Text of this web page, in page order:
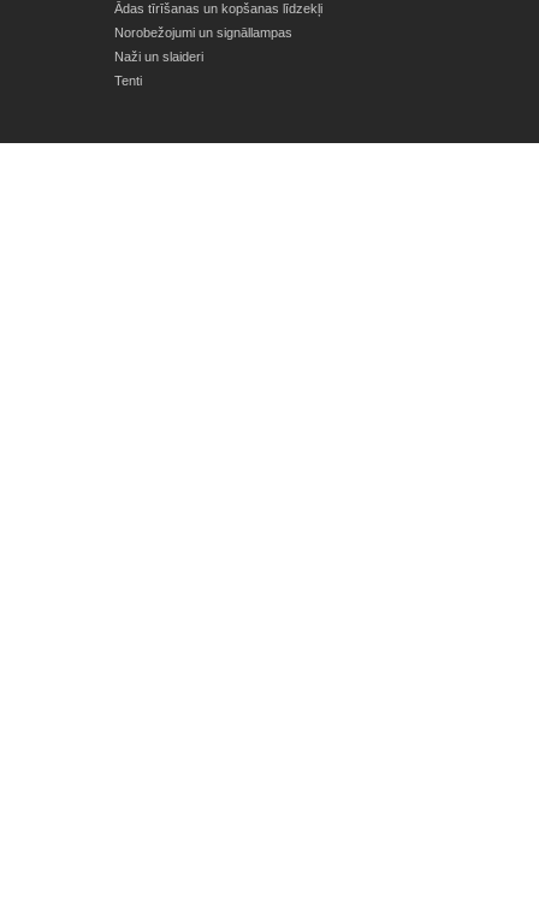
Ādas tīrīšanas un kopšanas līdzekļi
Norobežojumi un signāllampas
Naži un slaideri
Tenti